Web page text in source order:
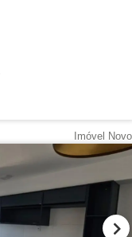
Imóvel Novo